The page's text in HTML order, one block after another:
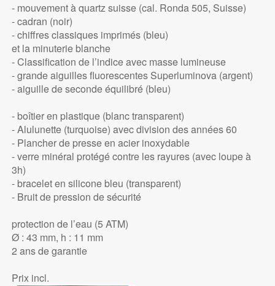
- mouvement à quartz suisse (cal. Ronda 505, Suisse)
- cadran (noir)
- chiffres classiques imprimés (bleu)
et la minuterie blanche
- Classification de l’indice avec masse lumineuse
- grande aiguilles fluorescentes Superluminova (argent)
- aiguille de seconde équilibré (bleu)
- boîtier en plastique (blanc transparent)
- Alulunette (turquoise) avec division des années 60
- Plancher de presse en acier inoxydable
- verre minéral protégé contre les rayures (avec loupe à
3h)
- bracelet en silicone bleu (transparent)
- Bruit de pression de sécurité
protection de l’eau (5 ATM)
Ø : 43 mm, h : 11 mm
2 ans de garantie
Prix incl.